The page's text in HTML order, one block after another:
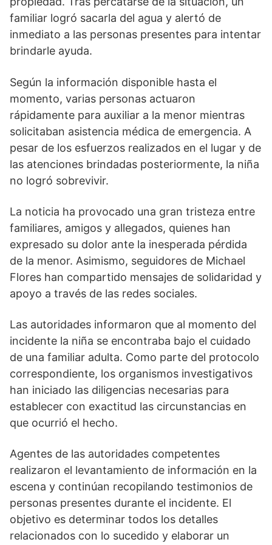
familiar logró sacarla del agua y alertó de
inmediato a las personas presentes para intentar
brindarle ayuda.
Según la información disponible hasta el
momento, varias personas actuaron
rápidamente para auxiliar a la menor mientras
solicitaban asistencia médica de emergencia. A
pesar de los esfuerzos realizados en el lugar y de
las atenciones brindadas posteriormente, la niña
no logró sobrevivir.
La noticia ha provocado una gran tristeza entre
familiares, amigos y allegados, quienes han
expresado su dolor ante la inesperada pérdida
de la menor. Asimismo, seguidores de Michael
Flores han compartido mensajes de solidaridad y
apoyo a través de las redes sociales.
Las autoridades informaron que al momento del
incidente la niña se encontraba bajo el cuidado
de una familiar adulta. Como parte del protocolo
correspondiente, los organismos investigativos
han iniciado las diligencias necesarias para
establecer con exactitud las circunstancias en
que ocurrió el hecho.
Agentes de las autoridades competentes
realizaron el levantamiento de información en la
escena y continúan recopilando testimonios de
personas presentes durante el incidente. El
objetivo es determinar todos los detalles
relacionados con lo sucedido y elaborar un